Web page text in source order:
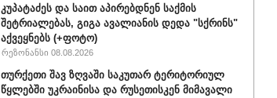
კუპატაძეს და საით აპირებდნენ საქმის
შეტრიალებას, გიგა ავალიანის დედა "სქრინს"
აქვეყნებს (+ფოტო)
რეზონანსი 08.08.2026
თურქეთი შავ ზღვაში საკუთარ ტერიტორიულ
წყლებში უკრაინისა და რუსეთისკენ მიმავალი